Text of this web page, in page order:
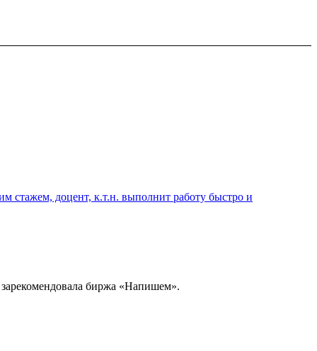
стажем, доцент, к.т.н. выполнит работу быстро и
биржа «Напишем».